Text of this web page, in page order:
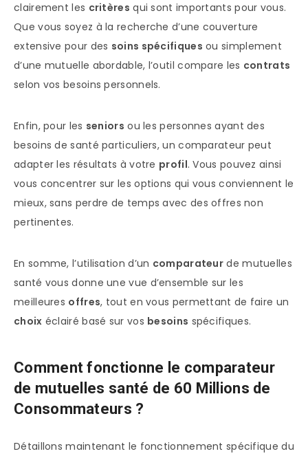
clairement les critères qui sont importants pour vous.
Que vous soyez à la recherche d’une couverture
extensive pour des soins spécifiques ou simplement
d’une mutuelle abordable, l’outil compare les contrats
selon vos besoins personnels.
Enfin, pour les seniors ou les personnes ayant des
besoins de santé particuliers, un comparateur peut
adapter les résultats à votre profil. Vous pouvez ainsi
vous concentrer sur les options qui vous conviennent le
mieux, sans perdre de temps avec des offres non
pertinentes.
En somme, l’utilisation d’un comparateur de mutuelles
santé vous donne une vue d’ensemble sur les
meilleures offres, tout en vous permettant de faire un
choix éclairé basé sur vos besoins spécifiques.
Comment fonctionne le comparateur
de mutuelles santé de 60 Millions de
Consommateurs ?
Détaillons maintenant le fonctionnement spécifique du